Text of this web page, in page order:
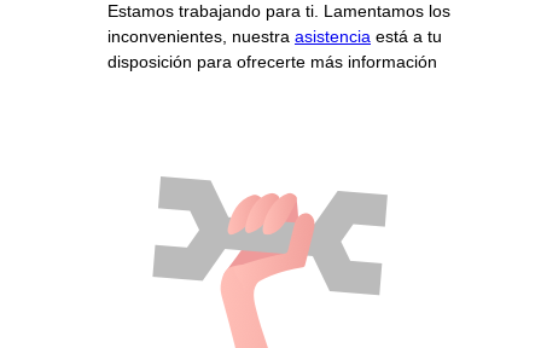
Estamos trabajando para ti. Lamentamos los
inconvenientes, nuestra asistencia está a tu
disposición para ofrecerte más información